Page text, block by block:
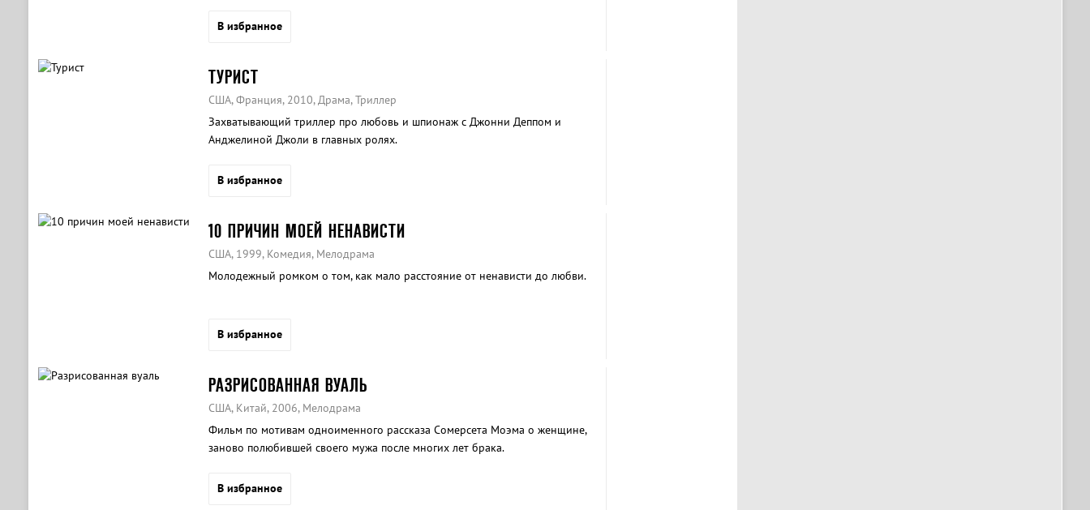
В избранное
ТУРИСТ
США, Франция, 2010, Драма, Триллер
Захватывающий триллер про любовь и шпионаж с Джонни Деппом и
Анджелиной Джоли в главных ролях.
В избранное
10 ПРИЧИН МОЕЙ НЕНАВИСТИ
США, 1999, Комедия, Мелодрама
Молодежный ромком о том, как мало расстояние от ненависти до любви.
В избранное
РАЗРИСОВАННАЯ ВУАЛЬ
США, Китай, 2006, Мелодрама
Фильм по мотивам одноименного рассказа Сомерсета Моэма о женщине,
заново полюбившей своего мужа после многих лет брака.
В избранное